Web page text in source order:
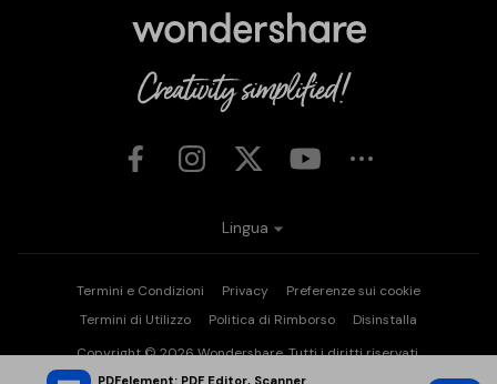
PDFelement: PDF Editor, Scanner
Termini e Condizioni Privacy
Preferenze sui cookie
Termini di Utilizzo
Politica di Rimborso
Disinstalla
Copyright © 2026Wondershare. Tutti i diritti riservati.
Lingua